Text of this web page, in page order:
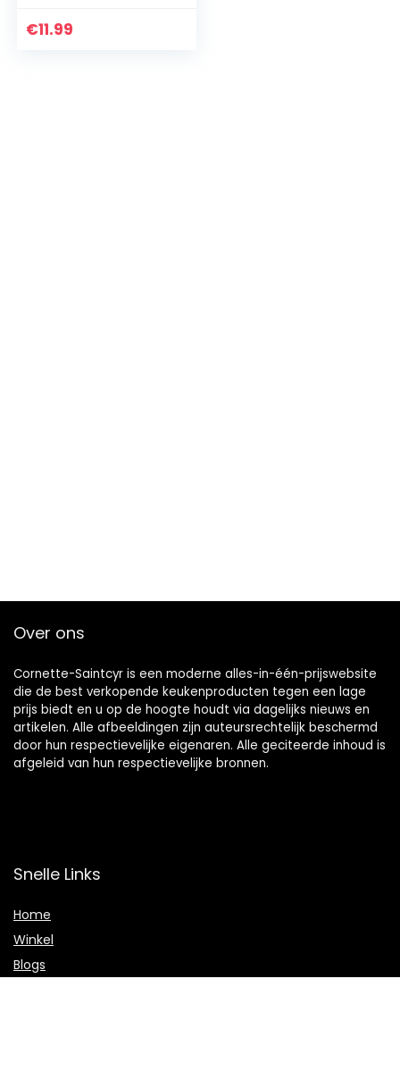
Cakevorm
€11.99
Over ons
Cornette-Saintcyr is een moderne alles-in-één-prijswebsite
die de best verkopende keukenproducten tegen een lage
prijs biedt en u op de hoogte houdt via dagelijks nieuws en
artikelen. Alle afbeeldingen zijn auteursrechtelijk beschermd
door hun respectievelijke eigenaren. Alle geciteerde inhoud is
afgeleid van hun respectievelijke bronnen.
Snelle Links
Home
Winkel
Blogs